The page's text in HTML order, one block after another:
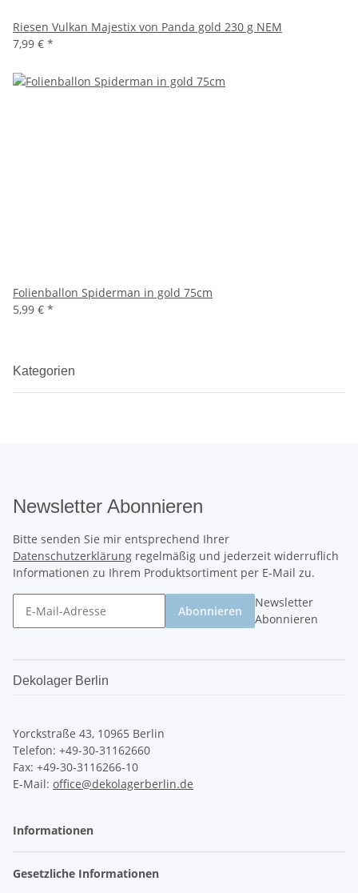
Riesen Vulkan Majestix von Panda gold 230 g NEM
7,99 € *
Folienballon Spiderman in gold 75cm
5,99 € *
Kategorien
Newsletter Abonnieren
Bitte senden Sie mir entsprechend Ihrer
Datenschutzerklärung regelmäßig und jederzeit widerruflich
Informationen zu Ihrem Produktsortiment per E-Mail zu.
Abonnieren
Newsletter
Abonnieren
Dekolager Berlin
Yorckstraße 43, 10965 Berlin
Telefon: +49-30-31162660
Fax: +49-30-3116266-10
E-Mail: office@dekolagerberlin.de
Informationen
Gesetzliche Informationen